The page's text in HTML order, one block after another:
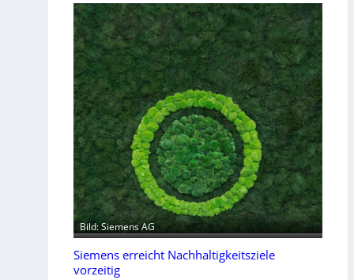
Bild: Siemens AG
Siemens erreicht Nachhaltigkeitsziele
vorzeitig